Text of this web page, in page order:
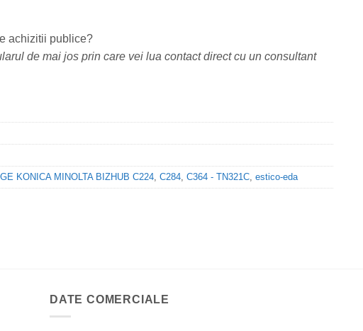
achizitii publice?
de mai jos prin care vei lua contact direct cu un consultant
KONICA MINOLTA BIZHUB C224, C284, C364 - TN321C, estico-eda
DATE COMERCIALE